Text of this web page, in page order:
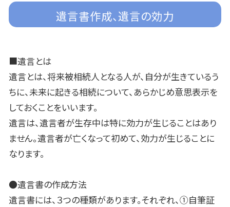
遺言書作成、遺言の効力
■遺言とは
遺言とは、将来被相続人となる人が、自分が生きているう
ちに、未来に起きる相続について、あらかじめ意思表示を
しておくことをいいます。
遺言は、遺言者が生存中は特に効力が生じることはあり
ません。遺言者が亡くなって初めて、効力が生じることに
なります。
●遺言書の作成方法
遺言書には、３つの種類があります。それぞれ、①自筆証